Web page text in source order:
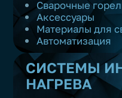
Сварочные
Аксессуары
Материалы для
Автоматизация
СИСТЕМЫ
НАГРЕВА